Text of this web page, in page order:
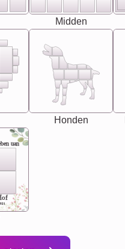
Midden
Honden
leben uan